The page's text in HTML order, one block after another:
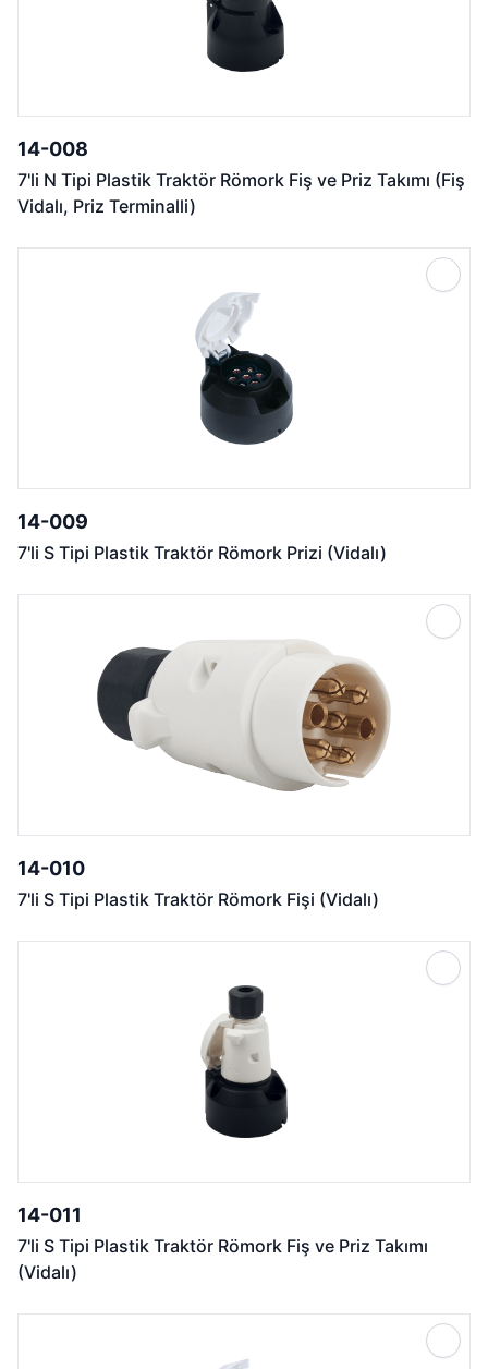
14-008
7'li N Tipi Plastik Traktör Römork Fiş ve Priz Takımı (Fiş
Vidalı, Priz Terminalli)
14-009
7'li S Tipi Plastik Traktör Römork Prizi (Vidalı)
14-010
7'li S Tipi Plastik Traktör Römork Fişi (Vidalı)
14-011
7'li S Tipi Plastik Traktör Römork Fiş ve Priz Takımı
(Vidalı)